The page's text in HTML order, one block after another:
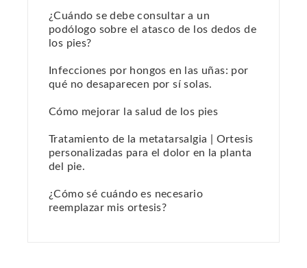
¿Cuándo se debe consultar a un
podólogo sobre el atasco de los dedos de
los pies?
Infecciones por hongos en las uñas: por
qué no desaparecen por sí solas.
Cómo mejorar la salud de los pies
Tratamiento de la metatarsalgia | Ortesis
personalizadas para el dolor en la planta
del pie.
¿Cómo sé cuándo es necesario
reemplazar mis ortesis?